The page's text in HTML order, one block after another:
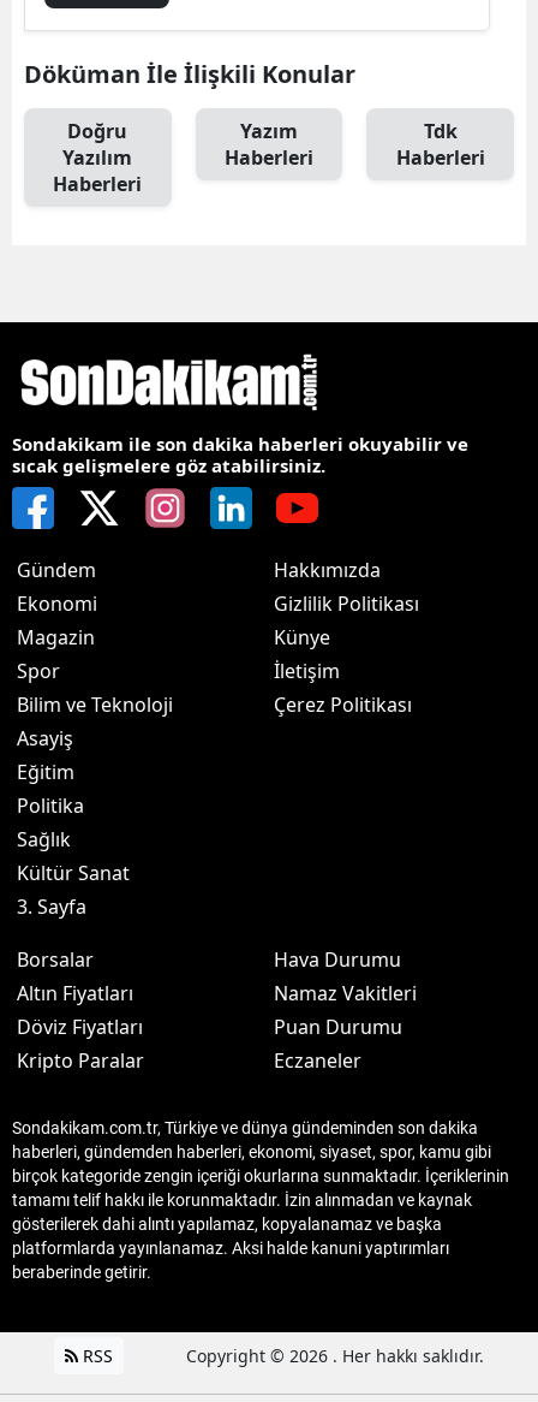
Döküman İle İlişkili Konular
Doğru
Yazılım
Haberleri
Yazım
Haberleri
Tdk
Haberleri
Sondakikam ile son dakika haberleri okuyabilir ve
sıcak gelişmelere göz atabilirsiniz.
Gündem
Ekonomi
Magazin
Spor
Bilim ve Teknoloji
Asayiş
Eğitim
Politika
Sağlık
Kültür Sanat
3. Sayfa
Hakkımızda
Gizlilik Politikası
Künye
İletişim
Çerez Politikası
Borsalar
Altın Fiyatları
Döviz Fiyatları
Kripto Paralar
Hava Durumu
Namaz Vakitleri
Puan Durumu
Eczaneler
Sondakikam.com.tr, Türkiye ve dünya gündeminden son dakika
haberleri, gündemden haberleri, ekonomi, siyaset, spor, kamu gibi
birçok kategoride zengin içeriği okurlarına sunmaktadır. İçeriklerinin
tamamı telif hakkı ile korunmaktadır. İzin alınmadan ve kaynak
gösterilerek dahi alıntı yapılamaz, kopyalanamaz ve başka
platformlarda yayınlanamaz. Aksi halde kanuni yaptırımları
beraberinde getirir.
RSS Copyright © 2026 . Her hakkı saklıdır.